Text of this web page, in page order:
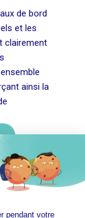
de bord
et les
clairement
ainsi la